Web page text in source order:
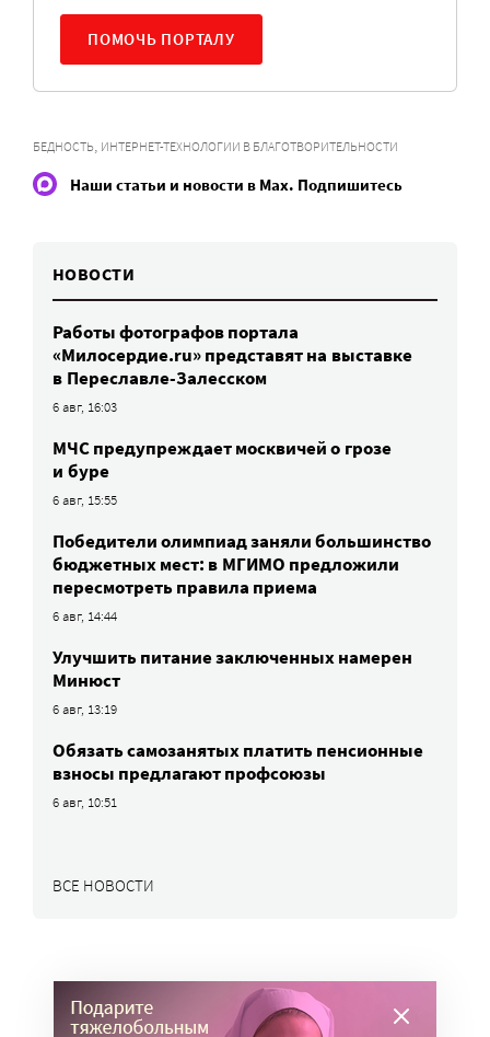
ПОМОЧЬ ПОРТАЛУ
БЕДНОСТЬ, ИНТЕРНЕТ-ТЕХНОЛОГИИ В БЛАГОТВОРИТЕЛЬНОСТИ
Наши статьи и новости в Max. Подпишитесь
НОВОСТИ
Работы фотографов портала
«Милосердие.ru» представят на выставке
в Переславле-Залесском
6 авг, 16:03
МЧС предупреждает москвичей о грозе
и буре
6 авг, 15:55
Победители олимпиад заняли большинство
бюджетных мест: в МГИМО предложили
пересмотреть правила приема
6 авг, 14:44
Улучшить питание заключенных намерен
Минюст
6 авг, 13:19
Обязать самозанятых платить пенсионные
взносы предлагают профсоюзы
6 авг, 10:51
ВСЕ НОВОСТИ